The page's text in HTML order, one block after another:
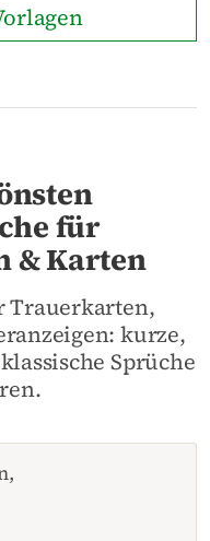
für
& Karten
Trauerkarten,
kurze,
Sprüche